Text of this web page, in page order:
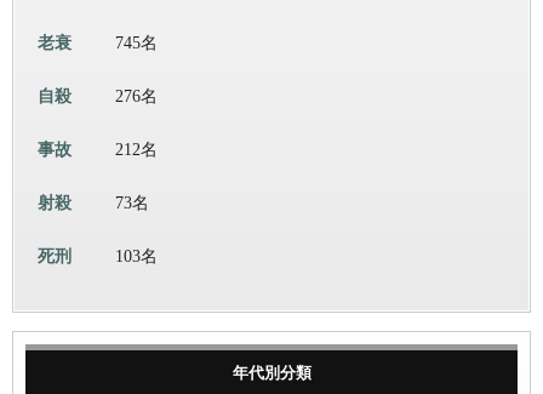
老衰 745名
自殺 276名
事故 212名
射殺 73名
死刑 103名
年代別分類